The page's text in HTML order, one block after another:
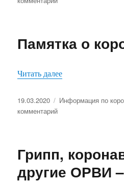
о
профилактике
короновирусной
инфекции
Памятка о
Читать далее«Памятка о
Опубликовано
19.03.2020 Рубрики
Информация по
комментарийк
короновирусе
Грипп,
другие ОРВИ